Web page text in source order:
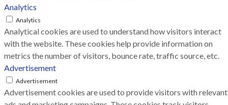
Analytics
Analytics
Analytical cookies are used to understand how visitors interact
with the website. These cookies help provide information on
metrics the number of visitors, bounce rate, traffic source, etc.
Advertisement
Advertisement
Advertisement cookies are used to provide visitors with relevant